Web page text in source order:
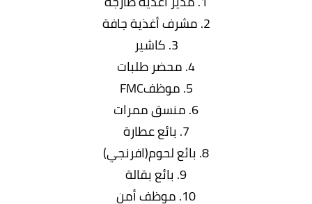
2. مشرف أغذية جافة
3. كاشير
4. محضر طلبات
5. موظفFMC
6. منسق ممرات
7. بائع عطارة
8. بائع لحوم(افرنجي)
9. بائع بقالة
10. موظف أمن